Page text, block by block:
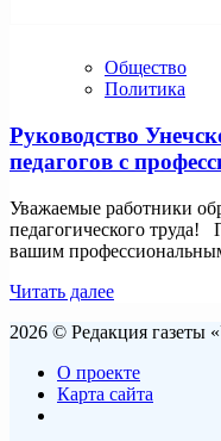
Общество
Политика
Руководство
педагогов с
Уважаемые работники
педагогического труда!
вашим
Читать далее
2026 © Редакция газеты
О проекте
Карта сайта